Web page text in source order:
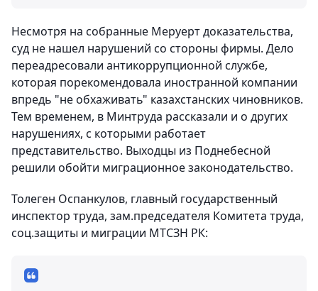
Несмотря на собранные Меруерт доказательства,
суд не нашел нарушений со стороны фирмы. Дело
переадресовали антикоррупционной службе,
которая порекомендовала иностранной компании
впредь "не обхаживать" казахстанских чиновников.
Тем временем, в Минтруда рассказали и о других
нарушениях, с которыми работает
представительство. Выходцы из Поднебесной
решили обойти миграционное законодательство.
Толеген Оспанкулов, главный государственный
инспектор труда, зам.председателя Комитета труда,
соц.защиты и миграции МТСЗН РК: